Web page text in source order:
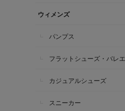
ウィメンズ
パンプス
フラットシューズ・バレエ
カジュアルシューズ
スニーカー